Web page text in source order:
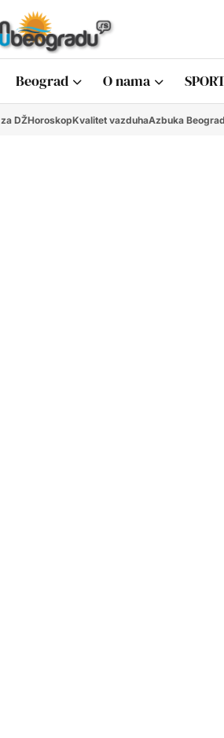
Beograd O nama
DŽHoroskopKvalitet vazduhaAzbuka